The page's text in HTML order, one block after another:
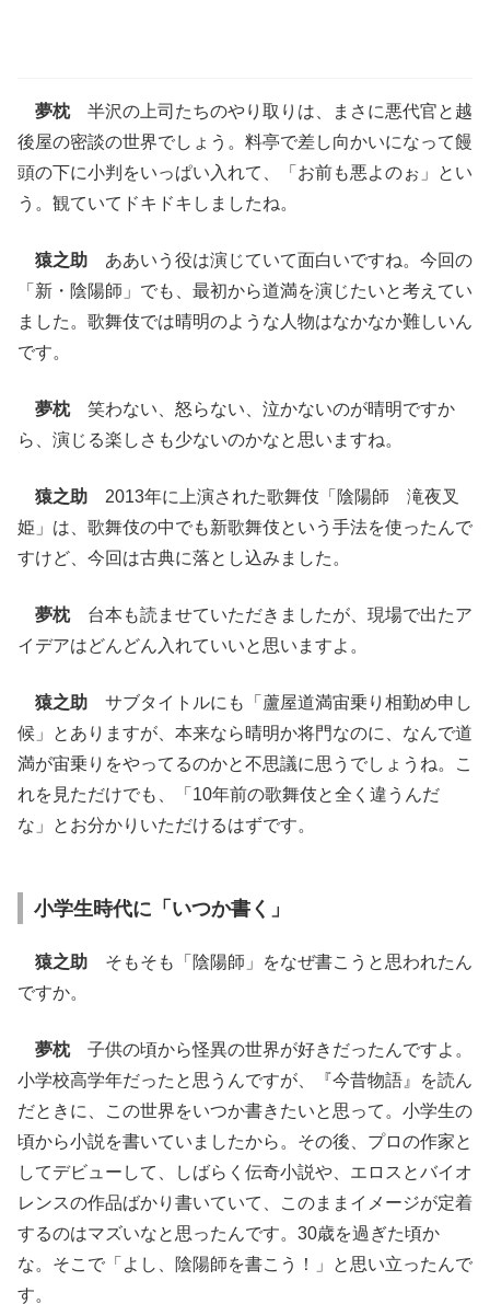
夢枕半沢の上司たちのやり取りは、まさに悪代官と越
後屋の密談の世界でしょう。料亭で差し向かいになって饅
頭の下に小判をいっぱい入れて、「お前も悪よのぉ」とい
う。観ていてドキドキしましたね。
猿之助 ああいう役は演じていて面白いですね。今回の
「新・陰陽師」でも、最初から道満を演じたいと考えてい
ました。歌舞伎では晴明のような人物はなかなか難しいん
です。
夢枕笑わない、怒らない、泣かないのが晴明ですか
ら、演じる楽しさも少ないのかなと思いますね。
猿之助 2013年に上演された歌舞伎「陰陽師 滝夜叉
姫」は、歌舞伎の中でも新歌舞伎という手法を使ったんで
すけど、今回は古典に落とし込みました。
夢枕台本も読ませていただきましたが、現場で出たア
イデアはどんどん入れていいと思いますよ。
猿之助 サブタイトルにも「蘆屋道満宙乗り相勤め申し
候」とありますが、本来なら晴明か将門なのに、なんで道
満が宙乗りをやってるのかと不思議に思うでしょうね。こ
れを見ただけでも、「10年前の歌舞伎と全く違うんだ
な」とお分かりいただけるはずです。
小学生時代に「いつか書く」
猿之助 そもそも「陰陽師」をなぜ書こうと思われたん
ですか。
夢枕子供の頃から怪異の世界が好きだったんですよ。
小学校高学年だったと思うんですが、『今昔物語』を読ん
だときに、この世界をいつか書きたいと思って。小学生の
頃から小説を書いていましたから。その後、プロの作家と
してデビューして、しばらく伝奇小説や、エロスとバイオ
レンスの作品ばかり書いていて、このままイメージが定着
するのはマズいなと思ったんです。30歳を過ぎた頃か
な。そこで「よし、陰陽師を書こう！」と思い立ったんで
す。